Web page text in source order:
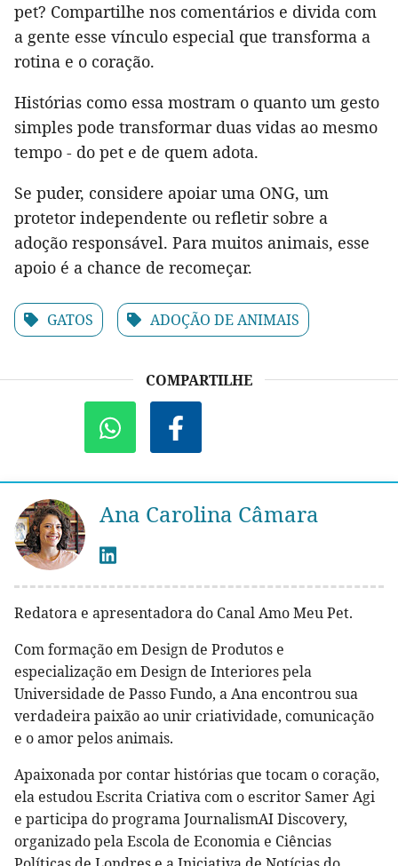
pet? Compartilhe nos comentários e divida com
a gente esse vínculo especial que transforma a
rotina e o coração.
Histórias como essa mostram o quanto um gesto
simples pode transformar duas vidas ao mesmo
tempo - do pet e de quem adota.
Se puder, considere apoiar uma ONG, um
protetor independente ou refletir sobre a
adoção responsável. Para muitos animais, esse
apoio é a chance de recomeçar.
GATOS ADOÇÃO DE ANIMAIS
COMPARTILHE
Ana Carolina Câmara
Redatora e apresentadora do Canal Amo Meu Pet.
Com formação em Design de Produtos e
especialização em Design de Interiores pela
Universidade de Passo Fundo, a Ana encontrou sua
verdadeira paixão ao unir criatividade, comunicação
e o amor pelos animais.
Apaixonada por contar histórias que tocam o coração,
ela estudou Escrita Criativa com o escritor Samer Agi
e participa do programa JournalismAI Discovery,
organizado pela Escola de Economia e Ciências